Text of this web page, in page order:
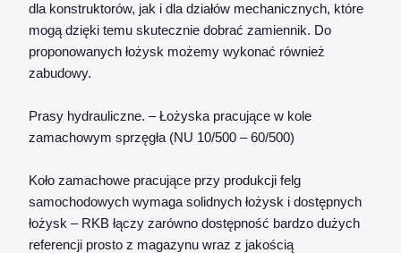
dla konstruktorów, jak i dla działów mechanicznych, które
mogą dzięki temu skutecznie dobrać zamiennik. Do
proponowanych łożysk możemy wykonać również
zabudowy.
Prasy hydrauliczne. – Łożyska pracujące w kole
zamachowym sprzęgła (NU 10/500 – 60/500)
Koło zamachowe pracujące przy produkcji felg
samochodowych wymaga solidnych łożysk i dostępnych
łożysk – RKB łączy zarówno dostępność bardzo dużych
referencji prosto z magazynu wraz z jakością